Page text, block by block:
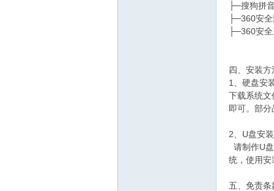
├─搜狗拼
├─360安
├─360安
四、安装方
1、硬盘安
下载系统文
即可。部
2、U盘安
请制作U
统，使用安
五、免责条